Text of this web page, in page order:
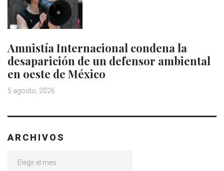
Amnistía Internacional condena la
desaparición de un defensor ambiental
en oeste de México
5 agosto, 2026
ARCHIVOS